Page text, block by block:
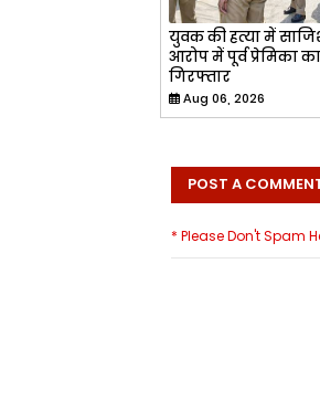
युवक की हत्या में
आरोप में पूर्व प्रेमिका
गिरफ्तार
Aug 06, 2026
POST A
* Please Don't Spam